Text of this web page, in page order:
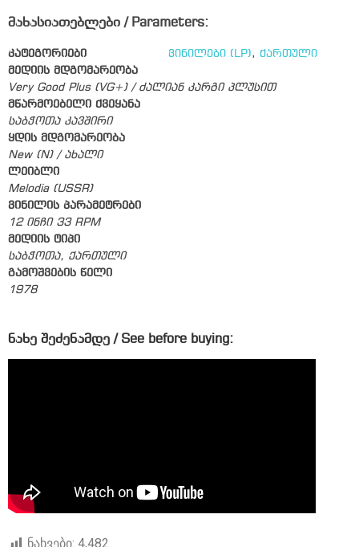
მახასიათებლები / Parameters:
კატეგორიები ვინილები (LP), ქართული
მედიის მდგომარეობა
Very Good Plus (VG+) / ძალიან კარგი პლუსით
მწარმოებელი ქვეყანა
საბჭოთა კავშირი
ყდის მდგომარეობა
New (N) / ახალი
ლეიბლი
Melodia (USSR)
ვინილის პარამეტრები
12 ინჩი 33 RPM
მედიის ტიპი
საბჭოთა, ქართული
გამოშვების წელი
1978
ნახე შეძენამდე / See before buying:
ნახვები: 4,482